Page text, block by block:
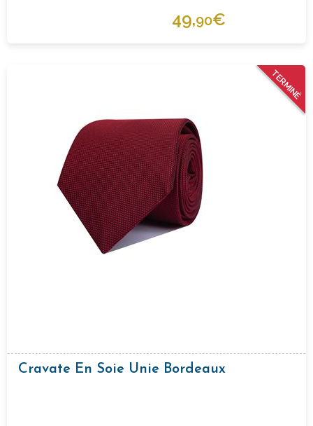
49,90€
TERMINÉ
Cravate En Soie Unie Bordeaux